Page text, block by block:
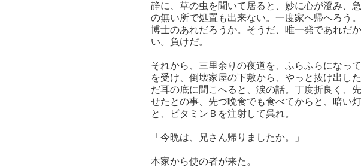
静に、草の虫を聞いて居ると、妙に心が澄み、
の無い所で処置も出来ない。一度家へ帰へろう
博士のあれだろうか。そうだ、唯一発であれだ
い。負けだ。
それから、三里余りの夜道を、ふらふらになっ
を受け、倒壊家屋の下敷から、やっと抜け出し
だ耳の底に聞こへると、涙の話。丁度折良く、
せたとの事、先づ晩食でも食べてからと、暗い
と、ビタミンＢを注射して呉れ。
「今晩は、兄さん帰りましたか。」
本家から使の者が来た。